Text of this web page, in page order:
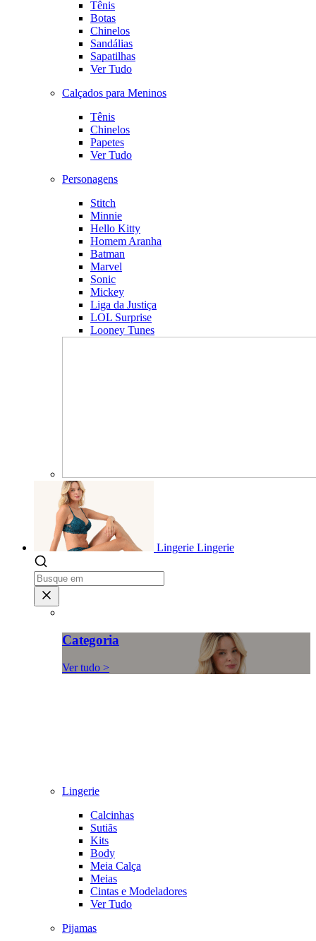
Tênis
Botas
Chinelos
Sandálias
Sapatilhas
Ver Tudo
Calçados para Meninos
Tênis
Chinelos
Papetes
Ver Tudo
Personagens
Stitch
Minnie
Hello Kitty
Homem Aranha
Batman
Marvel
Sonic
Mickey
Liga da Justiça
LOL Surprise
Looney Tunes
Lingerie Lingerie
Categoria
Ver tudo >
Lingerie
Calcinhas
Sutiãs
Kits
Body
Meia Calça
Meias
Cintas e Modeladores
Ver Tudo
Pijamas